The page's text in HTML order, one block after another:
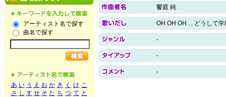
アーティスト名で探す
曲名で探す
あ い う え お か き く け こ
さ し す せ そ た ち つ て と
饗庭 純
OH OH OH… どうして学
-
-
-